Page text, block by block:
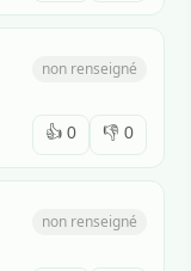
non renseigné
👍 0 👎 0
non renseigné